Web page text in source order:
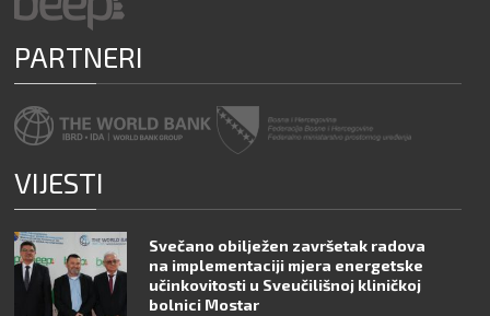
PARTNERI
VIJESTI
Svečano obilježen završetak radova
na implementaciji mjera energetske
učinkovitosti u Sveučilišnoj kliničkoj
bolnici Mostar